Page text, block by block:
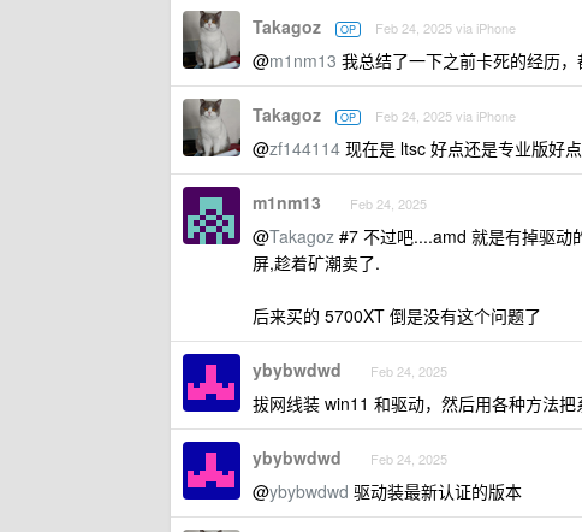
Takagoz OP Feb 24, 2025 via iPhone
@m1nm13 我总结了一下之前卡死的经历
Takagoz OP Feb 24, 2025 via iPhone
@zf144114 现在是 ltsc 好点还是专业版好点
m1nm13 Feb 24, 2025
@Takagoz #7 不过吧....amd 就是有掉驱动
屏,趁着矿潮卖了.
后来买的 5700XT 倒是没有这个问题了
ybybwdwd Feb 24, 2025
拔网线装 win11 和驱动，然后用各种方法
ybybwdwd Feb 24, 2025
@ybybwdwd 驱动装最新认证的版本